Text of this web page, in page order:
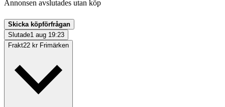
Annonsen avslutades utan köp
Skicka köpförfrågan
Slutade1 aug 19:23
Frakt22 kr Frimärken